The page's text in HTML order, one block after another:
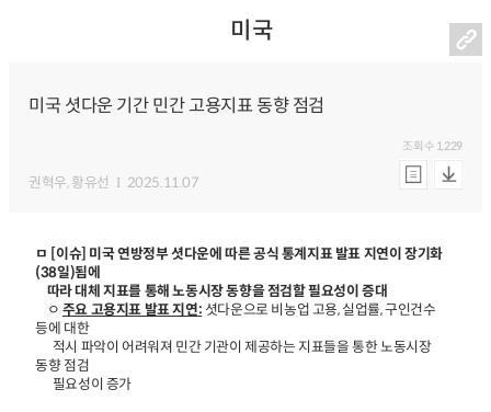
미국
미국 셧다운 기간 민간 고용지표 동향 점검
권혁우, 황유선 2025.11.07
조회수 1,229
ㅁ [이슈] 미국 연방정부 셧다운에 따른 공식 통계지표 발표 지연이 장기화
(38일)됨에
따라 대체 지표를 통해 노동시장 동향을 점검할 필요성이 증대
ㅇ 주요 고용지표 발표 지연: 셧다운으로 비농업 고용, 실업률, 구인건수
등에 대한
적시 파악이 어려워져 민간 기관이 제공하는 지표들을 통한 노동시장
동향 점검
필요성이 증가